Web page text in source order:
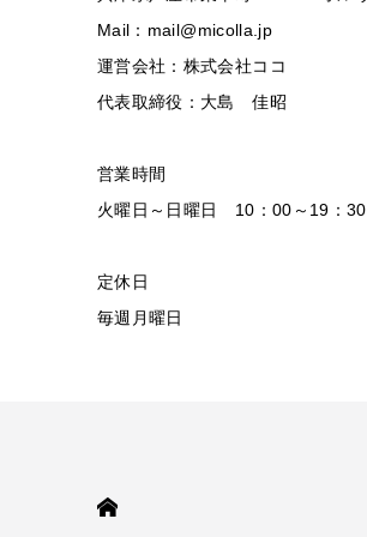
Mail：mail@micolla.jp
運営会社：株式会社ココ
代表取締役：大島 佳昭
営業時間
火曜日～日曜日 10：00～19：30
定休日
毎週月曜日